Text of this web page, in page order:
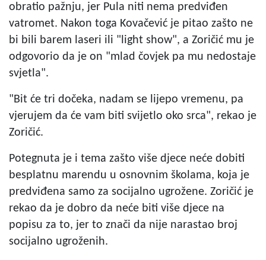
obratio pažnju, jer Pula niti nema predviđen
vatromet. Nakon toga Kovačević je pitao zašto ne
bi bili barem laseri ili "light show", a Zoričić mu je
odgovorio da je on "mlad čovjek pa mu nedostaje
svjetla".
"Bit će tri dočeka, nadam se lijepo vremenu, pa
vjerujem da će vam biti svijetlo oko srca", rekao je
Zoričić.
Potegnuta je i tema zašto više djece neće dobiti
besplatnu marendu u osnovnim školama, koja je
predviđena samo za socijalno ugrožene. Zoričić je
rekao da je dobro da neće biti više djece na
popisu za to, jer to znači da nije narastao broj
socijalno ugroženih.